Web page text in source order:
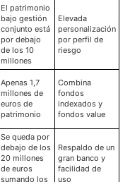
El patrimonio
bajo gestión
conjunto está
por debajo
de los 10
millones
Elevada
personalización
por perfil de
riesgo
Apenas 1,7
millones de
euros de
patrimonio
Combina
fondos
indexados y
fondos value
Se queda por
debajo de los
20 millones
de euros
sumando los
Respaldo de un
gran banco y
facilidad de
uso